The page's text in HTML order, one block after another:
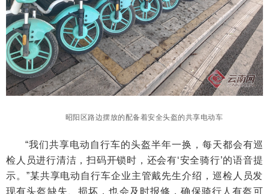
昭阳区路边摆放的配备着安全头盔的共享电动车
“我们共享电动自行车的头盔半年一换，每天都会有巡
检人员进行清洁，扫码开锁时，还会有‘安全骑行’的语音提
示。”某共享电动自行车企业主管戴先生介绍，巡检人员发
现有头盔缺失、损坏，也会及时报修，确保骑行人有盔可